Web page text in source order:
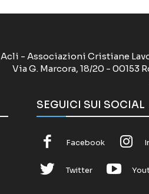
Acli - Associazioni Cristiane
Via G. Marcora, 18/20 - 00153
SEGUICI SUI SOCIAL
Facebook
Twitter